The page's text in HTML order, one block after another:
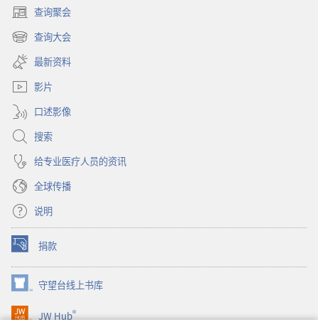
查询聚会
（打
开
新
窗
口）
查询大会
（打
开
新
窗
最新资料
影片
口述影像
搜索
给专业医疗人员的资讯
全球传播
说明
捐款
（打
开
新
窗
口）
守望台线上书库
（打
开
新
JW Hub®